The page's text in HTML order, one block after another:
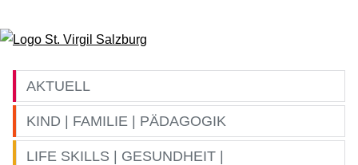
AKTUELL
KIND | FAMILIE | PÄDAGOGIK
LIFE SKILLS | GESUNDHEIT |